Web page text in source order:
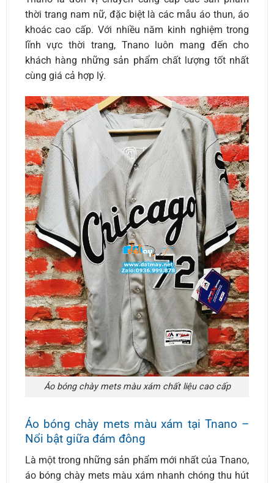
thời trang nam nữ, đặc biệt là các mẫu áo thun, áo
khoác cao cấp. Với nhiều năm kinh nghiệm trong
lĩnh vực thời trang, Tnano luôn mang đến cho
khách hàng những sản phẩm chất lượng tốt nhất
cùng giá cả hợp lý.
Áo bóng chày mets màu xám chất liệu cao cấp
Áo bóng chày mets màu xám tại Tnano –
Nổi bật giữa đám đông
Là một trong những sản phẩm mới nhất của Tnano,
áo bóng chày mets màu xám nhanh chóng thu hút